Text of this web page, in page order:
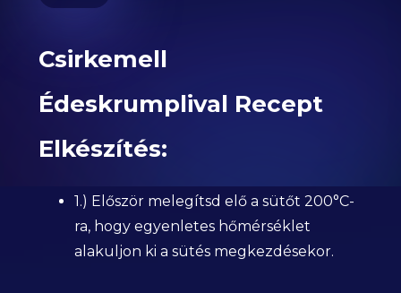
Csirkemell
Édeskrumplival Recept
Elkészítés:
1.) Először melegítsd elő a sütőt 200°C-
ra, hogy egyenletes hőmérséklet
alakuljon ki a sütés megkezdésekor.